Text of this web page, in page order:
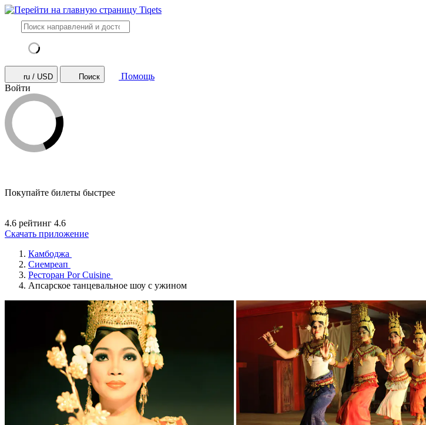
ru / USD Поиск
Помощь
Войти
Покупайте билеты быстрее
4.6 рейтинг 4.6
Скачать приложение
Камбоджа
Сиемреап
Ресторан Por Cuisine
Апсарское танцевальное шоу с ужином